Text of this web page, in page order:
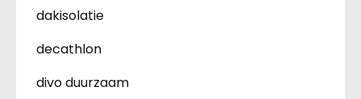
dakisolatie
decathlon
divo duurzaam